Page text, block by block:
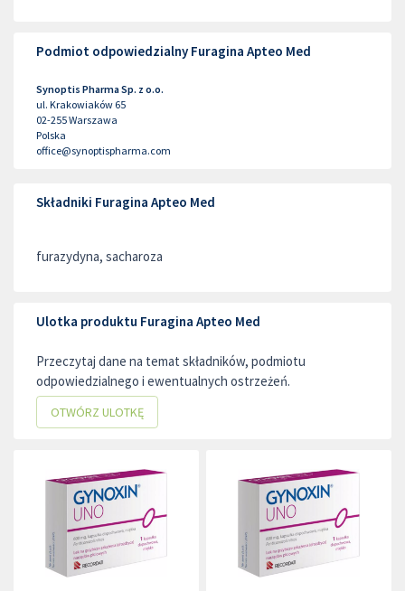
Podmiot odpowiedzialny Furagina Apteo Med
Synoptis Pharma Sp. z o.o.
ul. Krakowiaków 65
02-255Warszawa
Polska
office@synoptispharma.com
Składniki Furagina Apteo Med
furazydyna, sacharoza
Ulotka produktu Furagina Apteo Med
Przeczytaj dane na temat składników, podmiotu
odpowiedzialnego i ewentualnych ostrzeżeń.
OTWÓRZ ULOTKĘ